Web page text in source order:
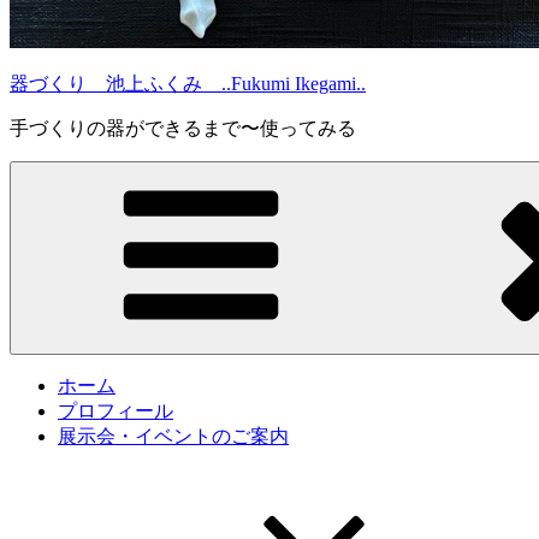
器づくり 池上ふくみ ..Fukumi Ikegami..
手づくりの器ができるまで〜使ってみる
ホーム
プロフィール
展示会・イベントのご案内